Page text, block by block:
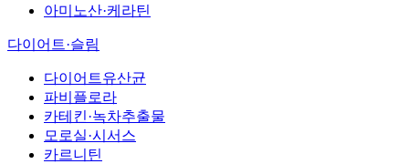
아미노산·케라틴
다이어트·슬림
다이어트유산균
파비플로라
카테킨·녹차추출물
모로실·시서스
카르니틴